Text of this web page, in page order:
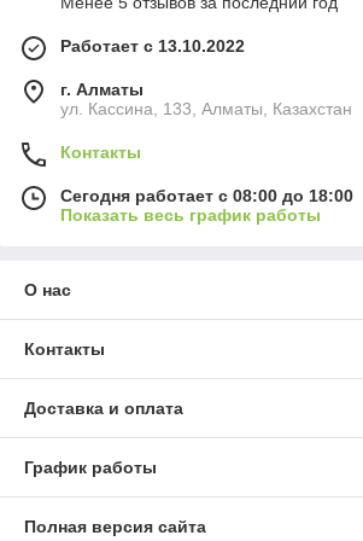
Работает с 13.10.2022
г. Алматы
ул. Кассина, 133, Алматы, Казахстан
Контакты
Сегодня работает с 08:00 до 18:00
Показать весь график работы
О нас
Контакты
Доставка и оплата
График работы
Полная версия сайта